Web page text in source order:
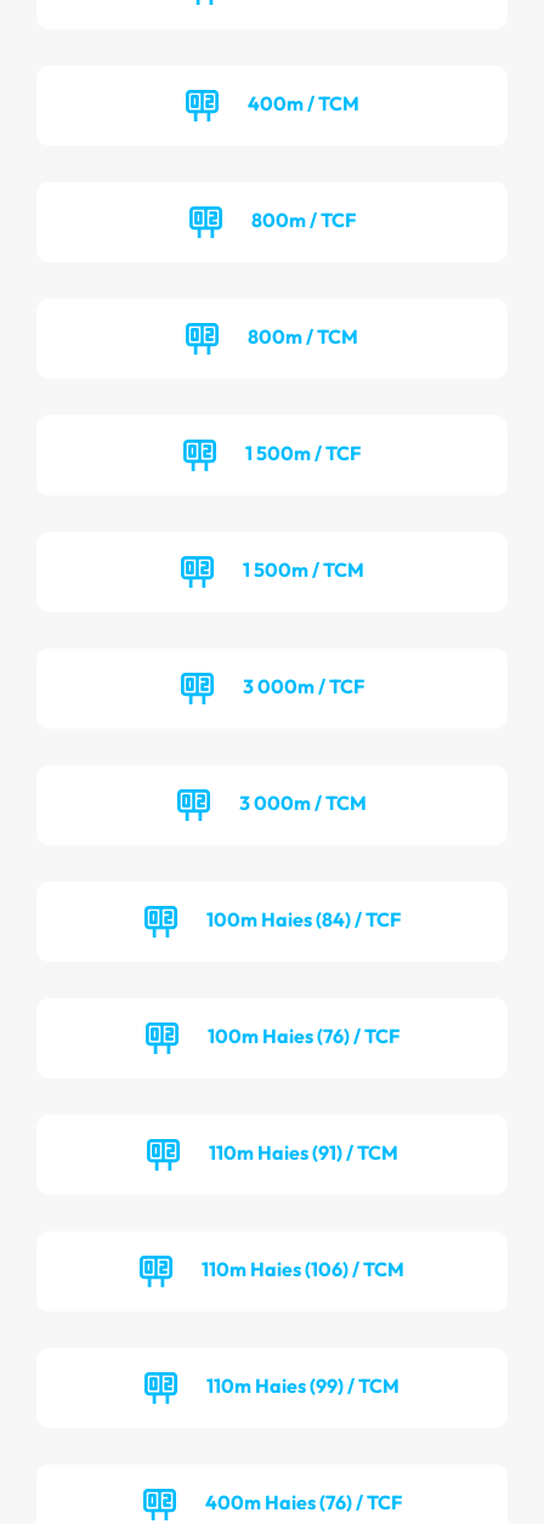
400m / TCM
800m / TCF
800m / TCM
1 500m / TCF
1 500m / TCM
3 000m / TCF
3 000m / TCM
100m Haies (84) / TCF
100m Haies (76) / TCF
110m Haies (91) / TCM
110m Haies (106) / TCM
110m Haies (99) / TCM
400m Haies (76) / TCF